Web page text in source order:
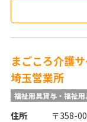
まごころ介護
埼玉営業所
福祉用具貸与・福祉用
住所
〒358-